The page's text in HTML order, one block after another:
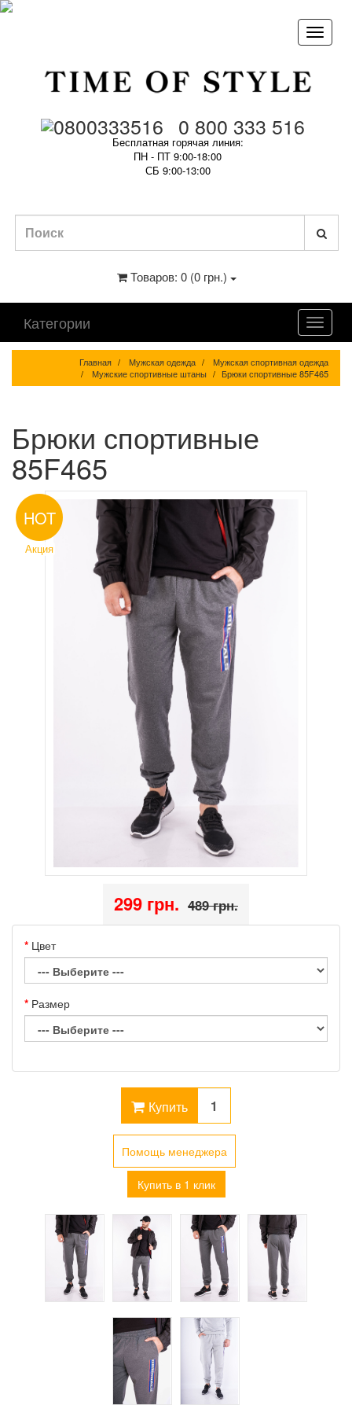
0 800 333 516
Бесплатная горячая линия:
ПН - ПТ 9:00-18:00
СБ 9:00-13:00
Товаров: 0 (0 грн.)
Категории
Главная Мужская одежда
Мужская спортивная одежда
Мужские спортивные штаны
Брюки спортивные 85F465
Брюки спортивные
85F465
HOT
Акция
299 грн. 489 грн.
Цвет
Размер
Купить
Помощь менеджера
Купить в 1 клик